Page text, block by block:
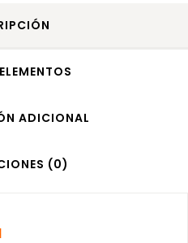
ADICIONAL
(0)